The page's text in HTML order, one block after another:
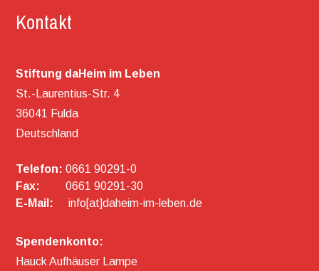
Kontakt
Stiftung daHeim im Leben
St.-Laurentius-Str. 4
36041 Fulda
Deutschland
Telefon: 0661 90291-0
Fax:
0661 90291-30
E-Mail:
info[at]daheim-im-leben.de
Spendenkonto:
Hauck Aufhäuser Lampe